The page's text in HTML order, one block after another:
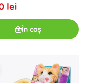
lei
În coș